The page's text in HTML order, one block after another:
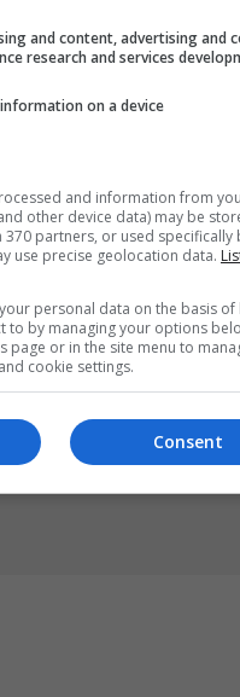
and content, advertising and
research and services
on a device
and information from
other device data) may be
370 partners, or used specifically
use precise geolocation data.
personal data on the basis of
to by managing your options
page or in the site menu to
cookie settings.
Consent